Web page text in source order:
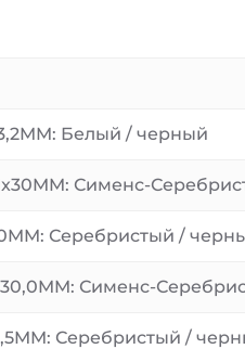
Белый / черный
Сименс-
Серебристый /
Сименс-
Серебристый /